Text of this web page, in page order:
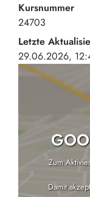
Kursnummer
24703
Letzte
29.06.2026,
Zum
Damit